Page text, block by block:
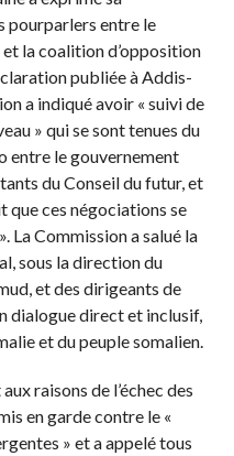
pourparlers entre le
la coalition d’opposition
publiée à Addis-
a indiqué avoir « suivi de
» qui se sont tenues du
entre le gouvernement
du Conseil du futur, et
que ces négociations se
La Commission a salué la
sous la direction du
et des dirigeants de
dialogue direct et inclusif,
et du peuple somalien.
raisons de l’échec des
en garde contre le «
» et a appelé tous